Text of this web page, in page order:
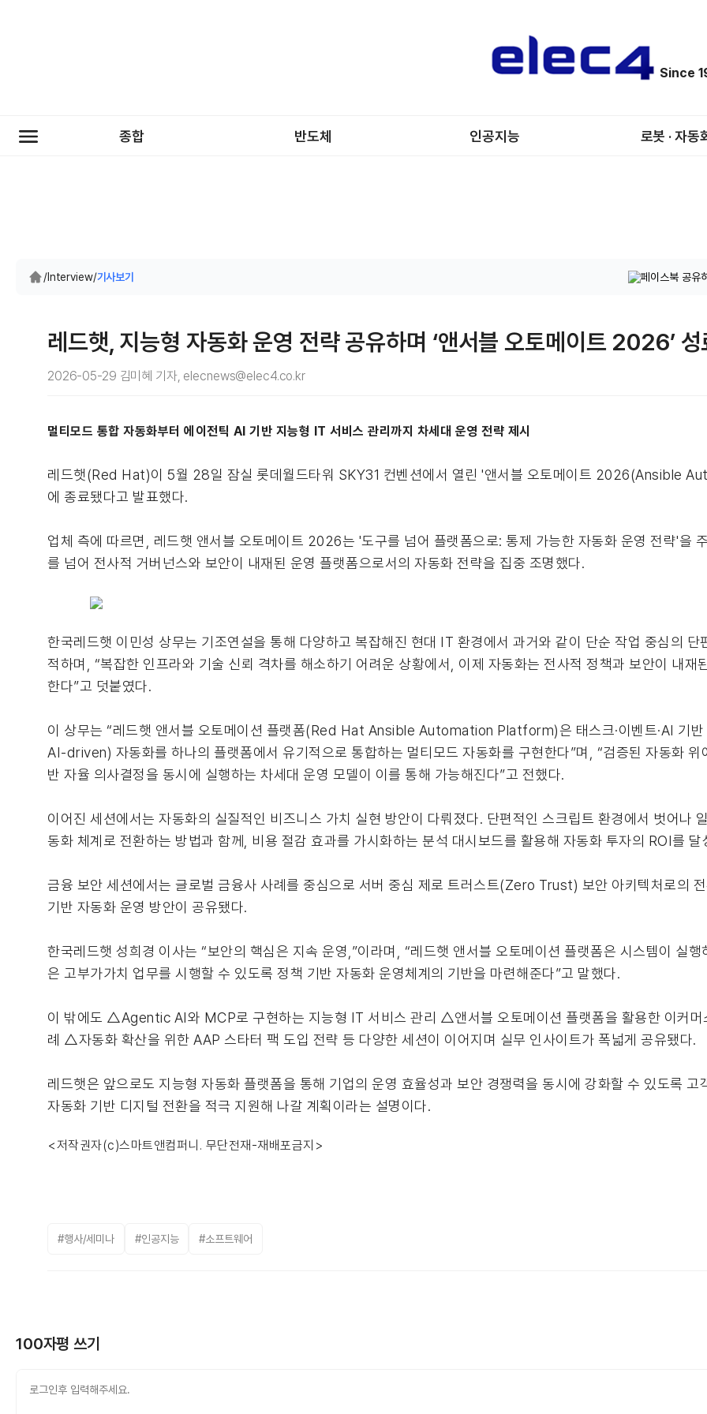
Since
종합 반도체 인공지능 로봇 · 자동
/Interview/기사보기
레드햇, 지능형 자동화 운영 전략 공유하며 ‘앤서블 오토메이트 2026’ 성
2026-05-29 김미혜 기자, elecnews@elec4.co.kr
멀티모드 통합 자동화부터 에이전틱 AI 기반 지능형 IT 서비스 관리까지 차세대 운영 전략 제시
레드햇(Red Hat)이 5월 28일 잠실 롯데월드타워 SKY31 컨벤션에서 열린 '앤서블 오토메이트 2026(Ansible
에 종료됐다고 발표했다.
업체 측에 따르면, 레드햇 앤서블 오토메이트 2026는 '도구를 넘어 플랫폼으로: 통제 가능한 자동화 운영 전략'을
를 넘어 전사적 거버넌스와 보안이 내재된 운영 플랫폼으로서의 자동화 전략을 집중 조명했다.
한국레드햇 이민성 상무는 기조연설을 통해 다양하고 복잡해진 현대 IT 환경에서 과거와 같이 단순 작업 중심의 단
적하며, “복잡한 인프라와 기술 신뢰 격차를 해소하기 어려운 상황에서, 이제 자동화는 전사적 정책과 보안이 내재
한다”고 덧붙였다.
이 상무는 “레드햇 앤서블 오토메이션 플랫폼(Red Hat Ansible Automation Platform)은 태스크·이벤트·AI
AI-driven) 자동화를 하나의 플랫폼에서 유기적으로 통합하는 멀티모드 자동화를 구현한다”며, “검증된 자동화
반 자율 의사결정을 동시에 실행하는 차세대 운영 모델이 이를 통해 가능해진다”고 전했다.
이어진 세션에서는 자동화의 실질적인 비즈니스 가치 실현 방안이 다뤄졌다. 단편적인 스크립트 환경에서 벗어나
동화 체계로 전환하는 방법과 함께, 비용 절감 효과를 가시화하는 분석 대시보드를 활용해 자동화 투자의 ROI를
금융 보안 세션에서는 글로벌 금융사 사례를 중심으로 서버 중심 제로 트러스트(Zero Trust) 보안 아키텍처로의
기반 자동화 운영 방안이 공유됐다.
한국레드햇 성희경 이사는 “보안의 핵심은 지속 운영,”이라며, “레드햇 앤서블 오토메이션 플랫폼은 시스템이 실
은 고부가가치 업무를 시행할 수 있도록 정책 기반 자동화 운영체계의 기반을 마련해준다”고 말했다.
이 밖에도 △Agentic AI와 MCP로 구현하는 지능형 IT 서비스 관리 △앤서블 오토메이션 플랫폼을 활용한 이커머
례 △자동화 확산을 위한 AAP 스타터 팩 도입 전략 등 다양한 세션이 이어지며 실무 인사이트가 폭넓게 공유됐다.
레드햇은 앞으로도 지능형 자동화 플랫폼을 통해 기업의 운영 효율성과 보안 경쟁력을 동시에 강화할 수 있도록
자동화 기반 디지털 전환을 적극 지원해 나갈 계획이라는 설명이다.
<저작권자(c)스마트앤컴퍼니. 무단전재-재배포금지>
#행사/세미나 #인공지능 #소프트웨어
100자평 쓰기